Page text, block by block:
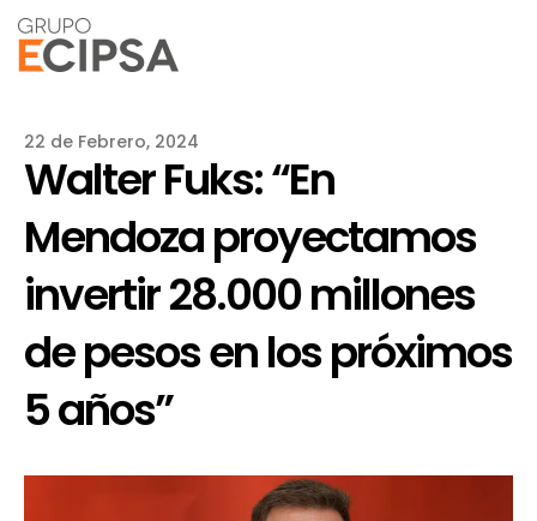
22 de Febrero, 2024
Walter Fuks: “En
Mendoza proyectamos
invertir 28.000 millones
de pesos en los próximos
5 años”